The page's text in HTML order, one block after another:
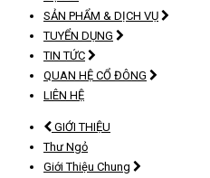
SẢN PHẨM & DỊCH VỤ
TUYỂN DỤNG
TIN TỨC
QUAN HỆ CỔ ĐÔNG
LIÊN HỆ
GIỚI THIỆU
Thư Ngỏ
Giới Thiệu Chung